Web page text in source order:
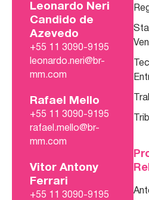
Leonardo Neri
Candido de
Azevedo
+55 11 3090-9195
leonardo.neri@br-
mm.com
Rafael Mello
+55 11 3090-9195
rafael.mello@br-
mm.com
Vitor Antony
Ferrari
+55 11 3090-9195